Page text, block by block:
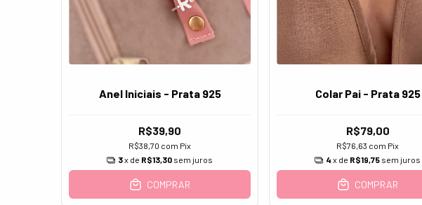
Anel Iniciais - Prata 925
R$39,90
R$38,70 com Pix
3x de R$13,30 sem juros
COMPRAR
Colar Pai - Prata 925
R$79,00
R$76,63 com Pix
4 x de R$19,75 sem juros
COMPRAR